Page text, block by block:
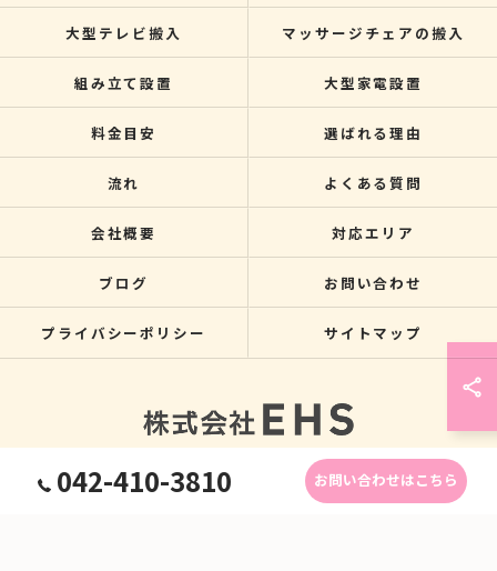
042-410-3810 お問い合わせはこちら
大型テレビ搬入 マッサージチェアの搬入
組み立て設置 大型家電設置
料金目安 選ばれる理由
流れ よくある質問
会社概要 対応エリア
ブログ お問い合わせ
プライバシーポリシー サイトマップ
© 2026 関東のクレーン搬入なら株式会社EHS ALL RIGHTS RESERVED.